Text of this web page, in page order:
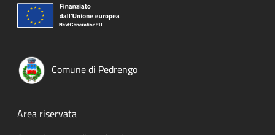
Comune di Pedrengo
Footer menu
Area riservata